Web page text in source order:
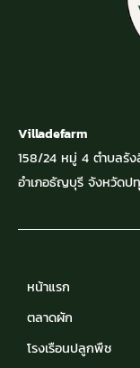
Villadefarm
158/24 หมู่ 4 ตำบลรั
อำเภอธัญบุรี จังหวัดปทุ
หน้าแรก
ตลาดผัก
โรงเรือนปลูกพืช